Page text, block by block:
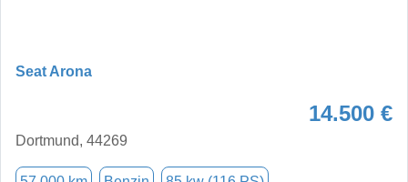
Seat Arona
14.500 €
Dortmund, 44269